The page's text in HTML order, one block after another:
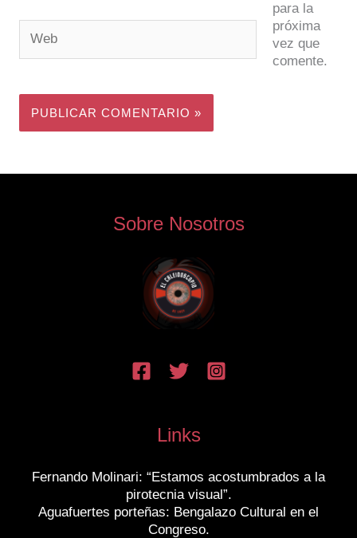
para la
próxima
vez que
comente.
Sobre Nosotros
Links
Fernando Molinari: “Estamos acostumbrados a la
pirotecnia visual”.
Aguafuertes porteñas: Bengalazo Cultural en el
Congreso.